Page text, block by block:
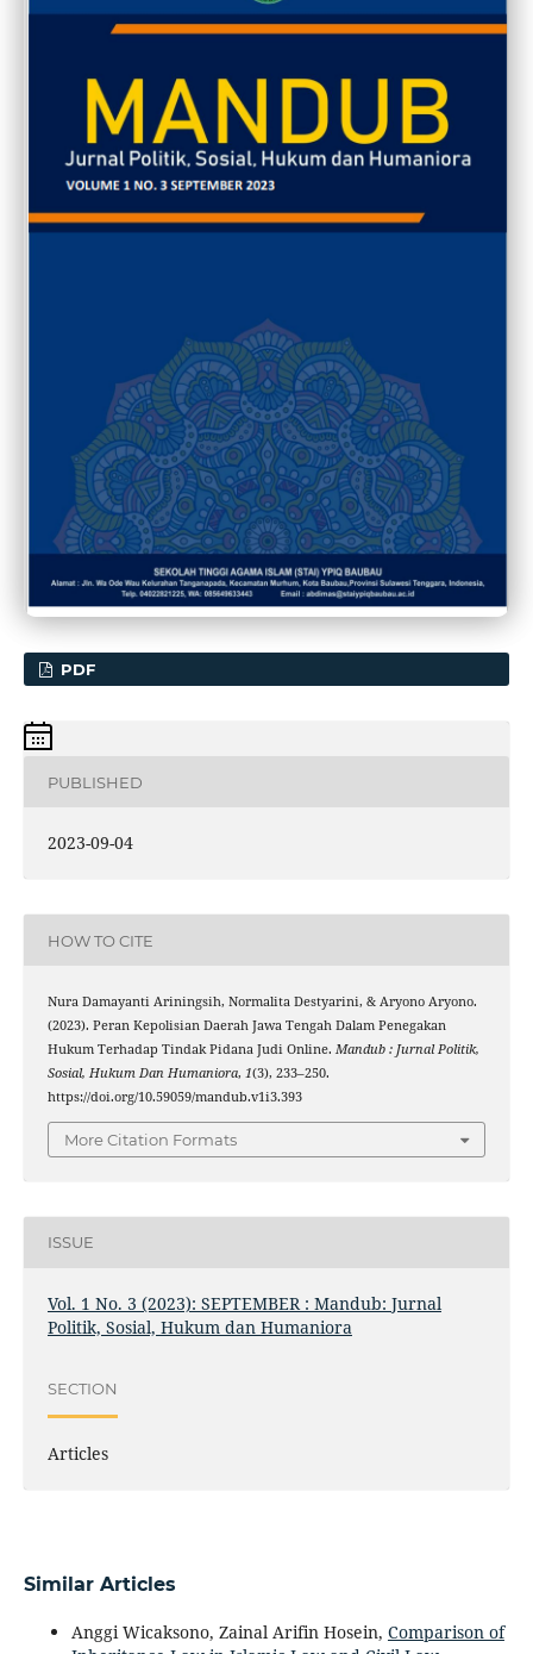
PDF
PUBLISHED
2023-09-04
HOW TO CITE
Nura Damayanti Ariningsih, Normalita Destyarini, & Aryono Aryono.
(2023). Peran Kepolisian Daerah Jawa Tengah Dalam Penegakan
Hukum Terhadap Tindak Pidana Judi Online. Mandub : Jurnal Politik,
Sosial, Hukum Dan Humaniora, 1(3), 233–250.
https://doi.org/10.59059/mandub.v1i3.393
More Citation Formats
ISSUE
Vol. 1 No. 3 (2023): SEPTEMBER : Mandub: Jurnal
Politik, Sosial, Hukum dan Humaniora
SECTION
Articles
Similar Articles
Anggi Wicaksono, Zainal Arifin Hosein, Comparison of